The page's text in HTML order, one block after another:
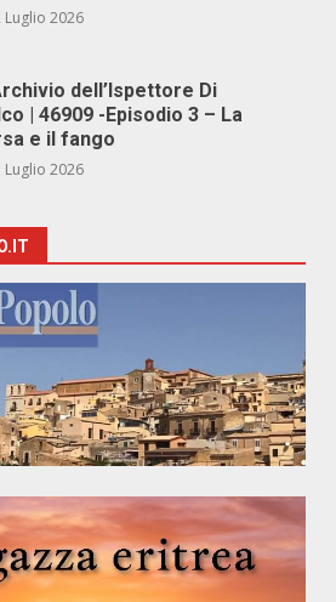
Luglio 2026
dell’Ispettore Di
| 46909 -Episodio 3 – La
e il fango
Luglio 2026